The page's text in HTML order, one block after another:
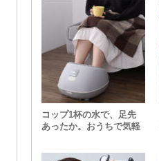
コップ1杯の水で、足先
あったか。おうちで気軽